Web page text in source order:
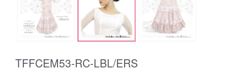
TFFCEM53-RC-LBL/ERS